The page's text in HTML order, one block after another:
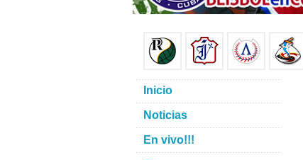
Inicio
Noticias
En vivo!!!